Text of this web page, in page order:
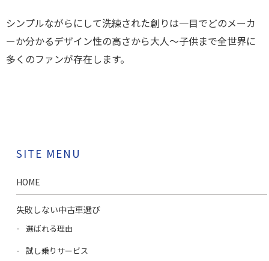
シンプルながらにして洗練された創りは一目でどのメーカ
ーか分かるデザイン性の高さから大人～子供まで全世界に
多くのファンが存在します。
SITE MENU
HOME
失敗しない中古車選び
選ばれる理由
試し乗りサービス